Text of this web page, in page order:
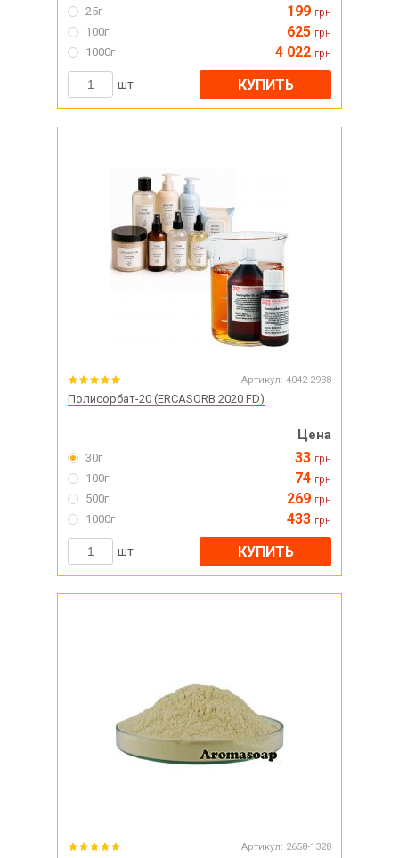
25г 199 грн
100г 625 грн
1000г 4 022 грн
шт КУПИТЬ
Артикул: 4042-2938
Полисорбат-20 (ERCASORB 2020 FD)
Цена
30г 33 грн
100г 74 грн
500г 269 грн
1000г 433 грн
шт КУПИТЬ
Артикул: 2658-1328